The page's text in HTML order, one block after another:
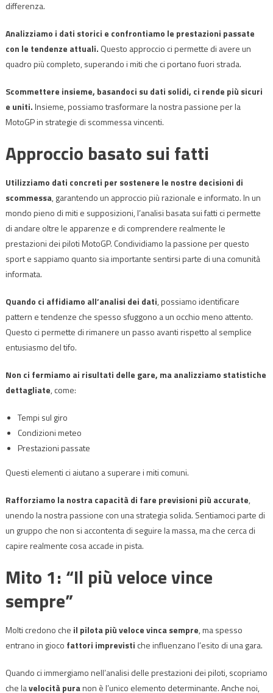
differenza.
Analizziamo i dati storici e confrontiamo le prestazioni passate
con le tendenze attuali. Questo approccio ci permette di avere un
quadro più completo, superando i miti che ci portano fuori strada.
Scommettere insieme, basandoci su dati solidi, ci rende più sicuri
e uniti.Insieme, possiamo trasformare la nostra passione per la
MotoGP in strategie di scommessa vincenti.
Approccio basato sui fatti
Utilizziamo dati concreti per sostenere le nostre decisioni di
scommessa, garantendo un approccio più razionale e informato. In un
mondo pieno di miti e supposizioni, l’analisi basata sui fatti ci permette
di andare oltre le apparenze e di comprendere realmente le
prestazioni dei piloti MotoGP. Condividiamo la passione per questo
sport e sappiamo quanto sia importante sentirsi parte di una comunità
informata.
Quando ci affidiamo all’analisi dei dati, possiamo identificare
pattern e tendenze che spesso sfuggono a un occhio meno attento.
Questo ci permette di rimanere un passo avanti rispetto al semplice
entusiasmo del tifo.
Non ci fermiamo ai risultati delle gare, ma analizziamo statistiche
dettagliate, come:
Tempi sul giro
Condizioni meteo
Prestazioni passate
Questi elementi ci aiutano a superare i miti comuni.
Rafforziamo la nostra capacità di fare previsioni più accurate,
unendo la nostra passione con una strategia solida. Sentiamoci parte di
un gruppo che non si accontenta di seguire la massa, ma che cerca di
capire realmente cosa accade in pista.
Mito 1: “Il più veloce vince
sempre”
Molti credono che il pilota più veloce vinca sempre, ma spesso
entrano in gioco fattori imprevisti che influenzano l’esito di una gara.
Quando ci immergiamo nell’analisi delle prestazioni dei piloti, scopriamo
che lavelocità puranon è l’unico elemento determinante. Anche noi,